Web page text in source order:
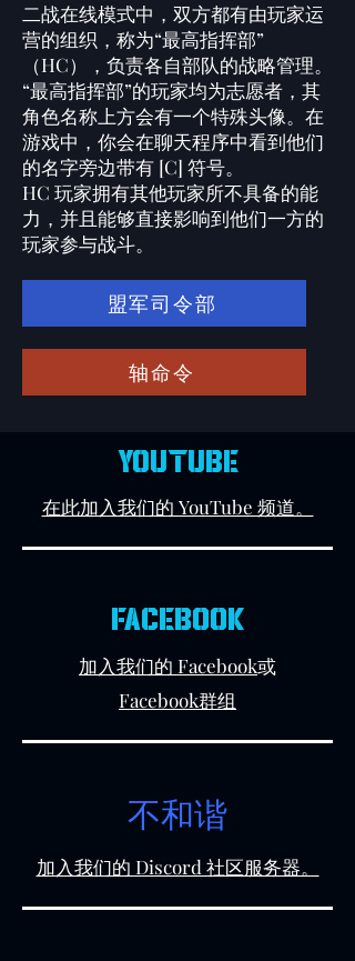
二战在线模式中，双方都有由玩家运
营的组织，称为“最高指挥部”
（HC），负责各自部队的战略管理。
“最高指挥部”的玩家均为志愿者，其
角色名称上方会有一个特殊头像。在
游戏中，你会在聊天程序中看到他们
的名字旁边带有 [C] 符号。
HC 玩家拥有其他玩家所不具备的能
力，并且能够直接影响到他们一方的
玩家参与战斗。
盟军司令部
轴命令
YOUTUBE
在此加入我们的 YouTube 频道。
FACEBOOK
加入我们的 Facebook或
Facebook群组
不和谐
加入我们的 Discord 社区服务器。